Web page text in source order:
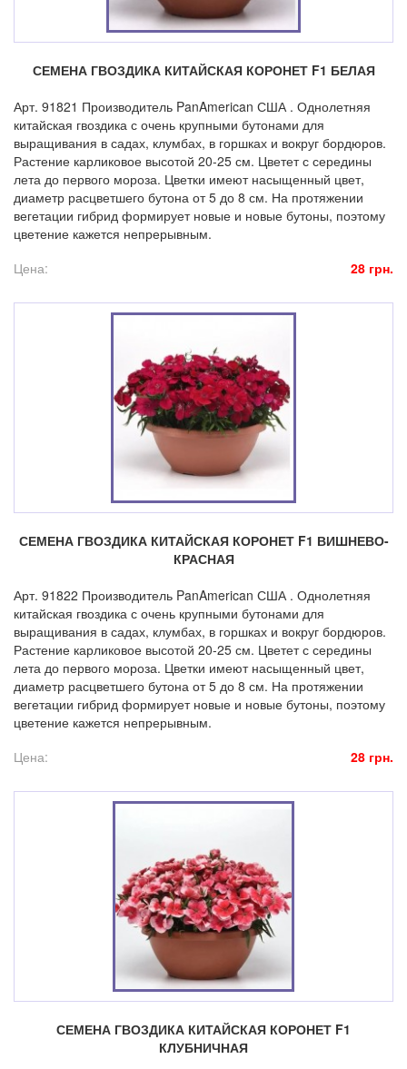
СЕМЕНА ГВОЗДИКА КИТАЙСКАЯ КОРОНЕТ F1 БЕЛАЯ
Арт. 91821 Производитель PanAmerican США . Однолетняя
китайская гвоздика с очень крупными бутонами для
выращивания в садах, клумбах, в горшках и вокруг бордюров.
Растение карликовое высотой 20-25 см. Цветет с середины
лета до первого мороза. Цветки имеют насыщенный цвет,
диаметр расцветшего бутона от 5 до 8 см. На протяжении
вегетации гибрид формирует новые и новые бутоны, поэтому
цветение кажется непрерывным.
Цена:
28 грн.
СЕМЕНА ГВОЗДИКА КИТАЙСКАЯ КОРОНЕТ F1 ВИШНЕВО-
КРАСНАЯ
Арт. 91822 Производитель PanAmerican США . Однолетняя
китайская гвоздика с очень крупными бутонами для
выращивания в садах, клумбах, в горшках и вокруг бордюров.
Растение карликовое высотой 20-25 см. Цветет с середины
лета до первого мороза. Цветки имеют насыщенный цвет,
диаметр расцветшего бутона от 5 до 8 см. На протяжении
вегетации гибрид формирует новые и новые бутоны, поэтому
цветение кажется непрерывным.
Цена:
28 грн.
СЕМЕНА ГВОЗДИКА КИТАЙСКАЯ КОРОНЕТ F1
КЛУБНИЧНАЯ